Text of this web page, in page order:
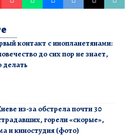
контакт с инопланетянами:
до сих пор не знает,
делать
из-за обстрела почти 30
горели «скорые»,
и киностудия (фото)